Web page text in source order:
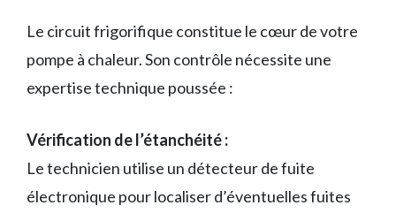
Le circuit frigorifique constitue le cœur de votre
pompe à chaleur. Son contrôle nécessite une
expertise technique poussée :
Vérification de l’étanchéité :
Le technicien utilise un détecteur de fuite
électronique pour localiser d’éventuelles fuites